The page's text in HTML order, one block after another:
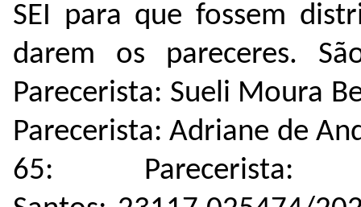
SEI para que fossem
darem os pareceres.
Parecerista: Sueli Moura
Parecerista: Adriane de
65: